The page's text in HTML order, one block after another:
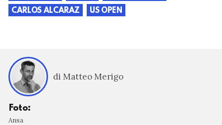
CARLOS ALCARAZ
US OPEN
di Matteo Merigo
Foto:
Ansa